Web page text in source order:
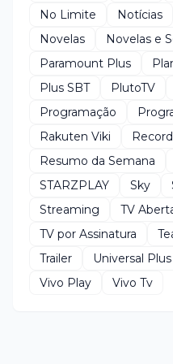
No Limite Notícias
Novelas
Novelas e
Paramount Plus
Plus SBT
PlutoTV
Programação
Rakuten Viki
Resumo da Semana
STARZPLAY
Sky
Streaming
TV
TV por Assinatura
Trailer
Universal Plus
Vivo Play
Vivo Tv